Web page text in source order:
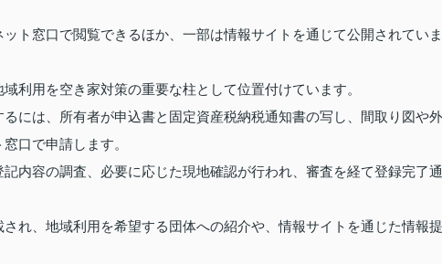
ト窓口で閲覧できるほか、一部は情報サイトを通じて公開されていま
利用を空き家対策の重要な柱として位置付けています。
には、所有者が申込書と固定資産税納税通知書の写し、間取り図や外
口で申請します。
内容の調査、必要に応じた現地確認が行われ、審査を経て登録完了通
れ、地域利用を希望する団体への紹介や、情報サイトを通じた情報提